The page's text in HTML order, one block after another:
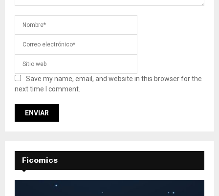
Save my name, email, and website in this browser for the
next time I comment.
Ficomics